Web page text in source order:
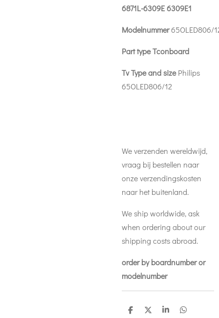
6871L-6309E 6309E1
Modelnummer65OLED806/
Part type Tconboard
Tv Type and sizePhilips
65OLED806/12
We verzenden wereldwijd,
vraag bij bestellen naar
onze verzendingskosten
naar het buitenland.
We ship worldwide, ask
when ordering about our
shipping costs abroad.
order by boardnumber or
modelnumber
D
D
S
D